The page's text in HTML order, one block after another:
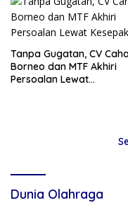
Tanpa Gugatan, CV
Borneo dan MTF Akhiri
Persoalan Lewat
Dunia Olahraga